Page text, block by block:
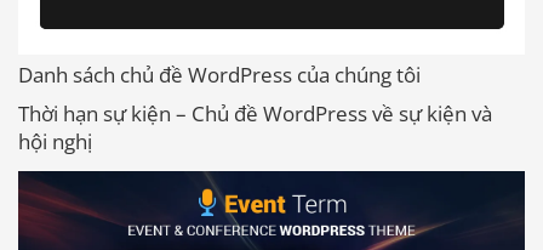
Danh sách chủ đề WordPress của chúng tôi
Thời hạn sự kiện – Chủ đề WordPress về sự kiện và
hội nghị